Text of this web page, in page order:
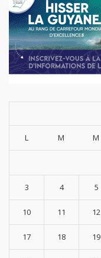
L M M
3 4 5
10 11 12
17 18 19